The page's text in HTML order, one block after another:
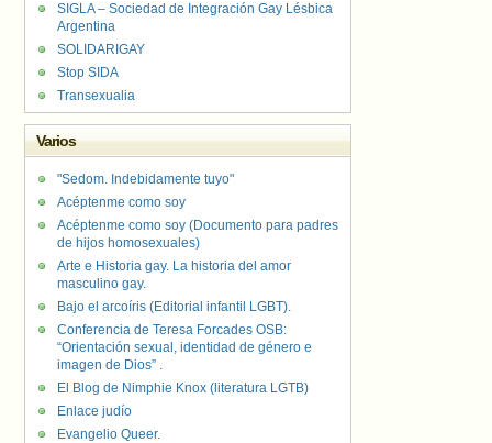
SIGLA – Sociedad de Integración Gay Lésbica
Argentina
SOLIDARIGAY
Stop SIDA
Transexualia
Varios
"Sedom. Indebidamente tuyo"
Acéptenme como soy
Acéptenme como soy (Documento para padres
de hijos homosexuales)
Arte e Historia gay. La historia del amor
masculino gay.
Bajo el arcoíris (Editorial infantil LGBT).
Conferencia de Teresa Forcades OSB:
“Orientación sexual, identidad de género e
imagen de Dios” .
El Blog de Nimphie Knox (literatura LGTB)
Enlace judío
Evangelio Queer.